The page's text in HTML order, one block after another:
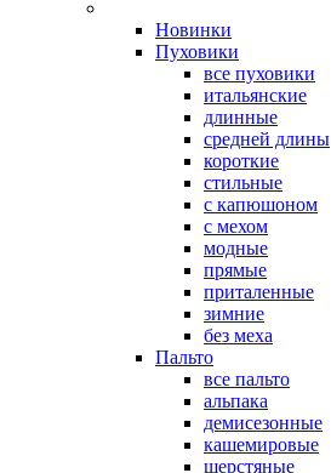
Новинки
Пуховики
все пуховики
итальянские
длинные
средней длины
короткие
стильные
с капюшоном
с мехом
модные
прямые
приталенные
зимние
без меха
Пальто
все пальто
альпака
демисезонные
кашемировые
шерстяные